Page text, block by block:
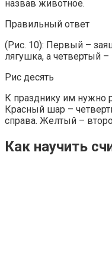
назвав животное.
Правильный ответ
(Рис. 10): Первый –
лягушка, а четвертый
Рис десять
К празднику им нужно
Красный шар –
справа. Желтый –
Как научить